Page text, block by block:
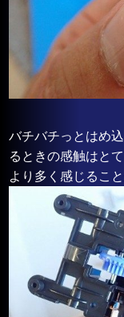
バチバチっとはめ
るときの感触はと
より多く感じるこ